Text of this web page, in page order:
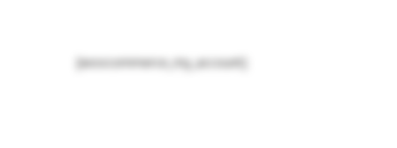
[woocommerce_my_account]